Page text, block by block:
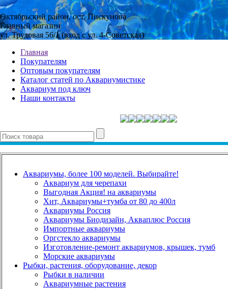
Октябрьский район, ост. Пискунова
Главный магазин
ул. Трудовая 56/1 (вход с ул. 4-Советская)
Главная
Покупателям
Оптовым покупателям
Каталог статей по Аквариумистике
Аквариум под ключ
Наши контакты
Аквариумы, более 100 моделей. Выбирайте!
Аквариум для черепахи
Выгодная Акция! на аквариумы
Хит, Аквариумы+тумба от 80 до 400л
Аквариумы Россия
Аквариумы Биодизайн, Акваплюс Россия
Импортные аквариумы
Оргстекло аквариумы
Изготовление-ремонт аквариумов, крышек, тумб
Морские аквариумы
Рыбки, растения, оборудование, декор
Рыбки в наличии
Аквариумные растения